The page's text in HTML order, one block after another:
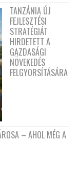
TANZÁNIA ÚJ
FEJLESZTÉSI
STRATÉGIÁT
HIRDETETT A
GAZDASÁGI
NÖVEKEDÉS
FELGYORSÍTÁSÁRA
– AHOL MÉG A